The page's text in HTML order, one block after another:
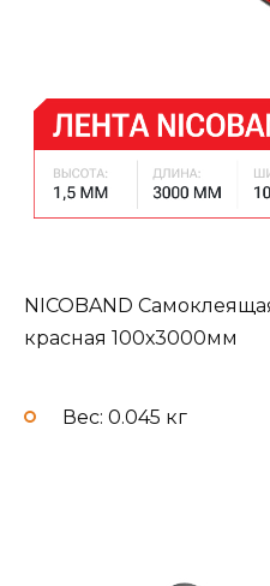
NICOBAND
красная 100х3000мм
Вес: 0.045 кг